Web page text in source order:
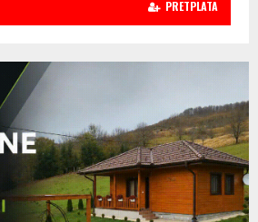
PRETPLATA